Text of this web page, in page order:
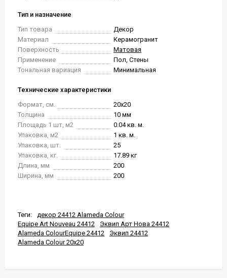
Тип и назначение
Тип товара
Декор
Материал
Керамогранит
Поверхность
Матовая
Применение
Пол, Стены
Тональная вариация
Минимальная
Технические характеристики
Формат, см.
20x20
Толщина
10 мм
Площадь 1 шт, м2
0.04 кв. м.
Упаковка, м2
1 кв. м.
Упаковка, шт.
25
Упаковка, кг.
17.89 кг
Длина, мм
200
Ширина, мм
200
Теги:
декор 24412 Alameda Colour
Equipe Art Nouveau 24412
Эквип Арт Нова 24412
Alameda ColourEquipe 24412
Эквип 24412
Alameda Colour 20x20